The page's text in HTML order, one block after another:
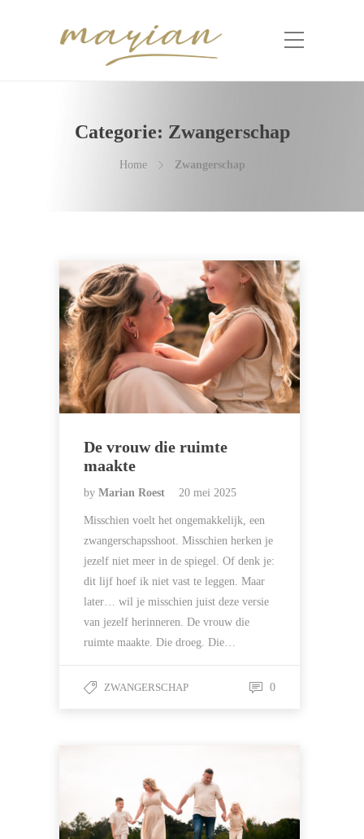
Categorie: Zwangerschap
Home Zwangerschap
De vrouw die ruimte
maakte
by Marian Roest 20 mei 2025
Misschien voelt het ongemakkelijk, een
zwangerschapsshoot. Misschien herken je
jezelf niet meer in de spiegel. Of denk je:
dit lijf hoef ik niet vast te leggen. Maar
later… wil je misschien juist deze versie
van jezelf herinneren. De vrouw die
ruimte maakte. Die droeg. Die…
ZWANGERSCHAP 0